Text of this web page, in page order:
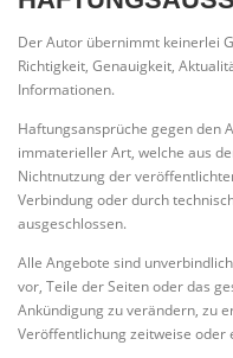
Der Autor übernimmt keinerlei
Richtigkeit, Genauigkeit,
Informationen.
Haftungsansprüche gegen den
immaterieller Art, welche aus
Nichtnutzung der
Verbindung oder durch
ausgeschlossen.
Alle Angebote sind
vor, Teile der Seiten oder das
Ankündigung zu verändern, zu
Veröffentlichung zeitweise oder